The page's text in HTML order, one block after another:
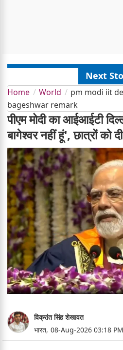
Next
Home World
pm modi iit
bageshwar remark
पीएम मोदी का आईआईटी
बागेश्वर नहीं हूं', छात्रों को
विक्रांत सिंह शेखावत
भारत, 08-Aug-2026 03:18